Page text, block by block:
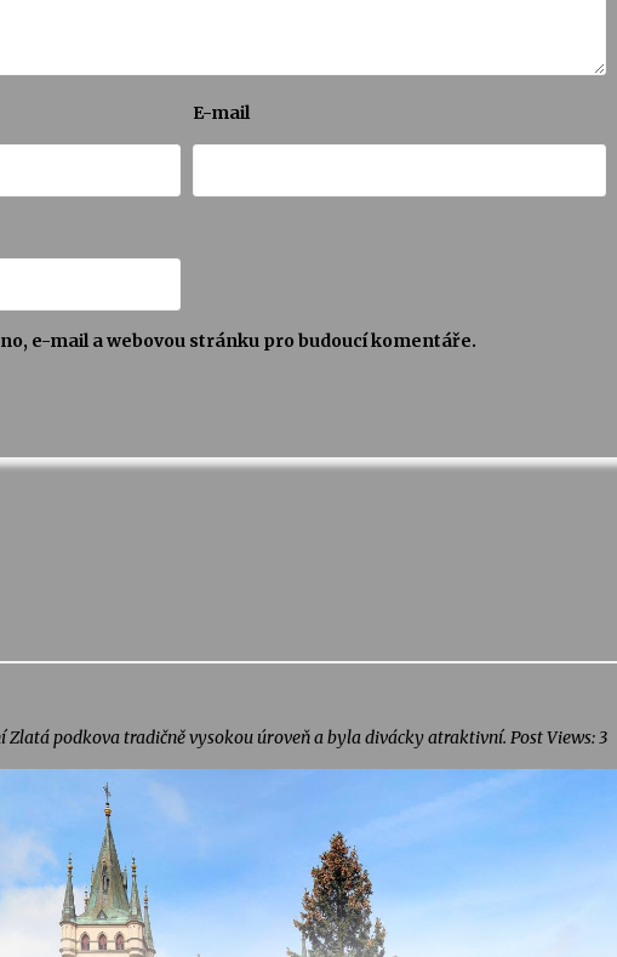
E-mail
e-mail a webovou stránku pro budoucí komentáře.
Zlatá podkova tradičně vysokou úroveň a byla divácky atraktivní. Post Views: 3